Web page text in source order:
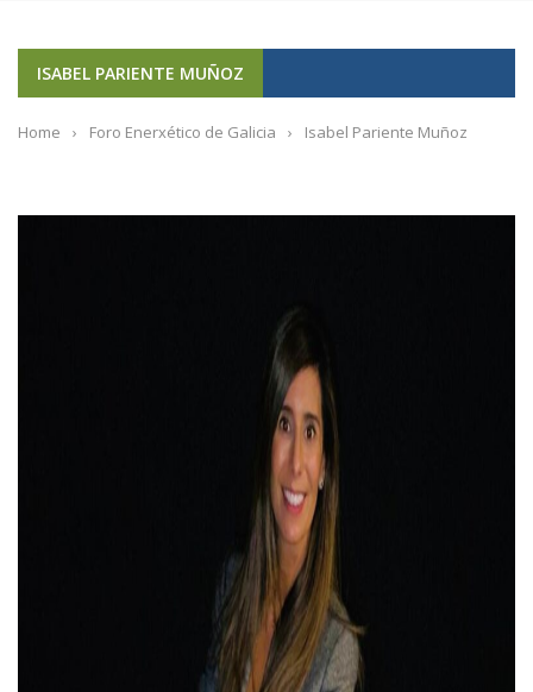
ISABEL PARIENTE MUÑOZ
Home › Foro Enerxético de Galicia › Isabel Pariente Muñoz